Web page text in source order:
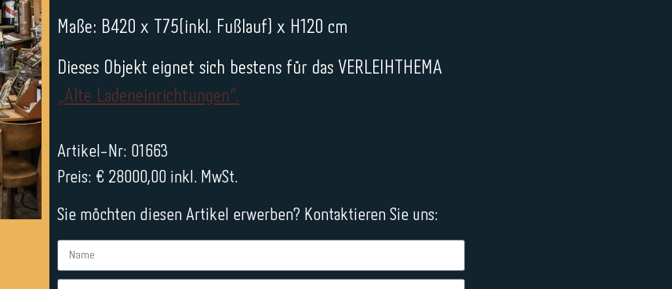
Maße: B420 x T75(inkl. Fußlauf) x H120 cm
Dieses Objekt eignet sich bestens für das VERLEIHTHEMA
„Alte Ladeneinrichtungen“.
Artikel-Nr: 01663
Preis: € 28000,00 inkl. MwSt.
Sie möchten diesen Artikel erwerben? Kontaktieren Sie uns: